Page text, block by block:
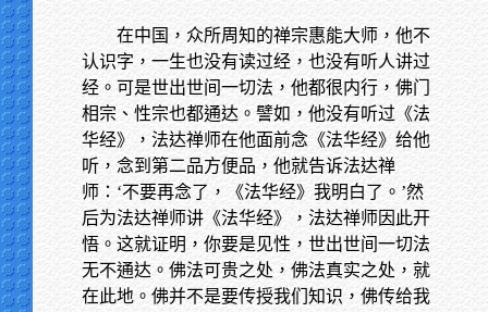
在中国，众所周知的禅宗惠能大师，他不
认识字，一生也没有读过经，也没有听人讲过
经。可是世出世间一切法，他都很内行，佛门
相宗、性宗也都通达。譬如，他没有听过《法
华经》，法达禅师在他面前念《法华经》给他
听，念到第二品方便品，他就告诉法达禅
师：‘不要再念了，《法华经》我明白了。’然
后为法达禅师讲《法华经》，法达禅师因此开
悟。这就证明，你要是见性，世出世间一切法
无不通达。佛法可贵之处，佛法真实之处，就
在此地。佛并不是要传授我们知识，佛传给我